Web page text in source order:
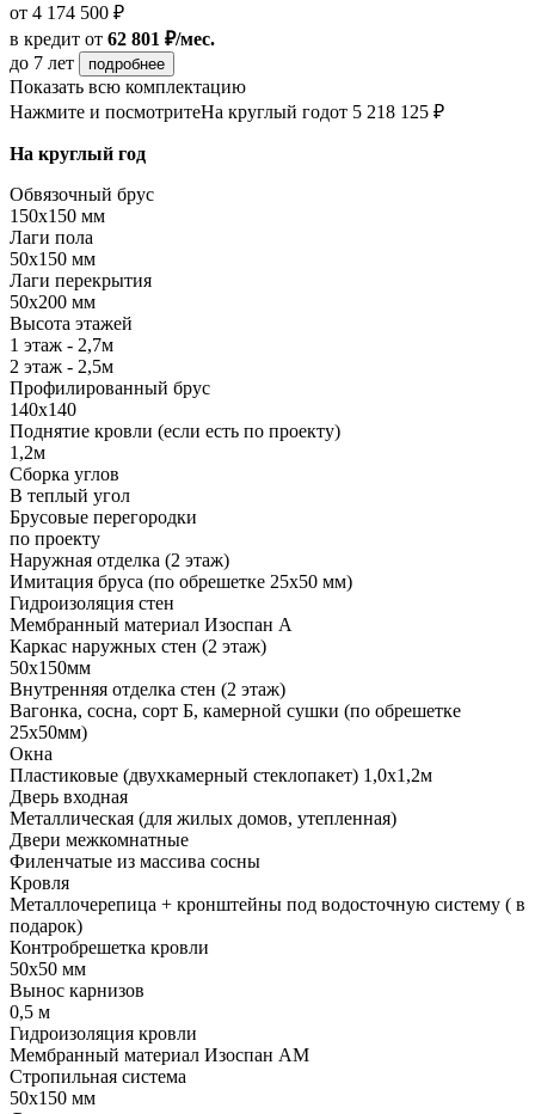
от 4 174 500 ₽
в кредит от 62 801 ₽/мес.
до 7 лет
подробнее
Показать всю комплектацию
Нажмите и посмотритеНа круглый годот 5 218 125 ₽
На круглый год
Обвязочный брус
150х150 мм
Лаги пола
50х150 мм
Лаги перекрытия
50х200 мм
Высота этажей
1 этаж - 2,7м
2 этаж - 2,5м
Профилированный брус
140х140
Поднятие кровли (если есть по проекту)
1,2м
Сборка углов
В теплый угол
Брусовые перегородки
по проекту
Наружная отделка (2 этаж)
Имитация бруса (по обрешетке 25х50 мм)
Гидроизоляция стен
Мембранный материал Изоспан А
Каркас наружных стен (2 этаж)
50х150мм
Внутренняя отделка стен (2 этаж)
Вагонка, сосна, сорт Б, камерной сушки (по обрешетке
25х50мм)
Окна
Пластиковые (двухкамерный стеклопакет) 1,0х1,2м
Дверь входная
Металлическая (для жилых домов, утепленная)
Двери межкомнатные
Филенчатые из массива сосны
Кровля
Металлочерепица + кронштейны под водосточную систему ( в
подарок)
Контробрешетка кровли
50х50 мм
Вынос карнизов
0,5 м
Гидроизоляция кровли
Мембранный материал Изоспан АМ
Стропильная система
50х150 мм